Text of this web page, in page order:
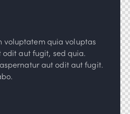
voluptatem quia voluptas
aut fugit, sed quia.
aut odit aut fugit.